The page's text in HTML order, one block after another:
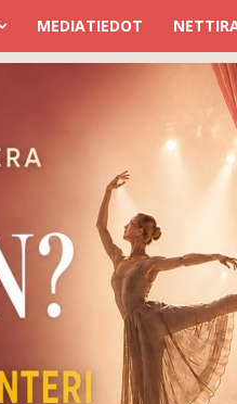
MEDIATIEDOT